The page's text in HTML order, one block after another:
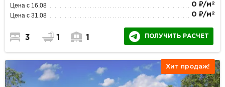
Цена с 16.08 0 ₽/м 2
Цена с 31.08 0 ₽/м 2
3 1 1 ПОЛУЧИТЬ РАСЧЕТ
Хит продаж!